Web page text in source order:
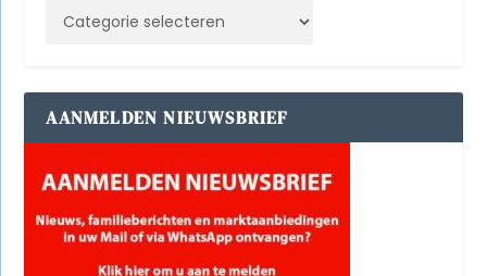
AANMELDEN NIEUWSBRIEF